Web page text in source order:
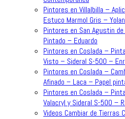
Pintores en Villalbilla –
Estuco Marmol Gris –
Pintores en San Agustin
Pintado – Eduardo
Pintores en Coslada –
Visto – Sideral S-500 –
Pintores en Coslada –
Afinado – Laca – Papel
Pintores en Coslada –
Valacryl y Sideral S-500 –
Videos Cambiar de Tierras